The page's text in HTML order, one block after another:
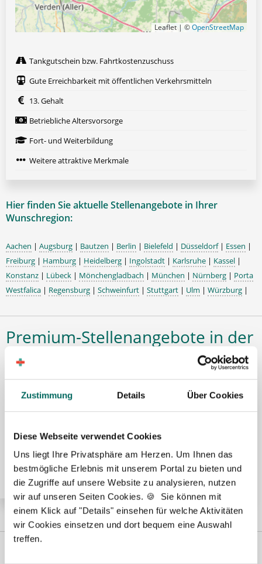
Zustimmung Details Über Cookies
Diese Webseite verwendet Cookies
Uns liegt Ihre Privatsphäre am Herzen. Um Ihnen das
bestmögliche Erlebnis mit unserem Portal zu bieten und
die Zugriffe auf unsere Website zu analysieren, nutzen
wir auf unseren Seiten Cookies. 🍪 Sie können mit
einem Klick auf "Details" einsehen für welche Aktivitäten
wir Cookies einsetzen und dort bequem eine Auswahl
treffen.
Leaflet | ©OpenStreetMap
Tankgutschein bzw. Fahrtkostenzuschuss
Gute Erreichbarkeit mit öffentlichen Verkehrsmitteln
13. Gehalt
Betriebliche Altersvorsorge
Fort- und Weiterbildung
Weitere attraktive Merkmale
Hier finden Sie aktuelle Stellenangebote in Ihrer
Wunschregion:
Aachen | Augsburg | Bautzen | Berlin | Bielefeld | Düsseldorf| Essen |
Freiburg | Hamburg | Heidelberg | Ingolstadt | Karlsruhe | Kassel |
Konstanz | Lübeck | Mönchengladbach | München | Nürnberg | Porta
Westfalica | Regensburg | Schweinfurt | Stuttgart | Ulm | Würzburg |
Premium-Stellenangebote in der
Region Scheessel:
Pharmazeutisch-technischer Assistent (PTA) (m/w/d)
in Voll- oder Teilzeit ab sofort in Elsdorf